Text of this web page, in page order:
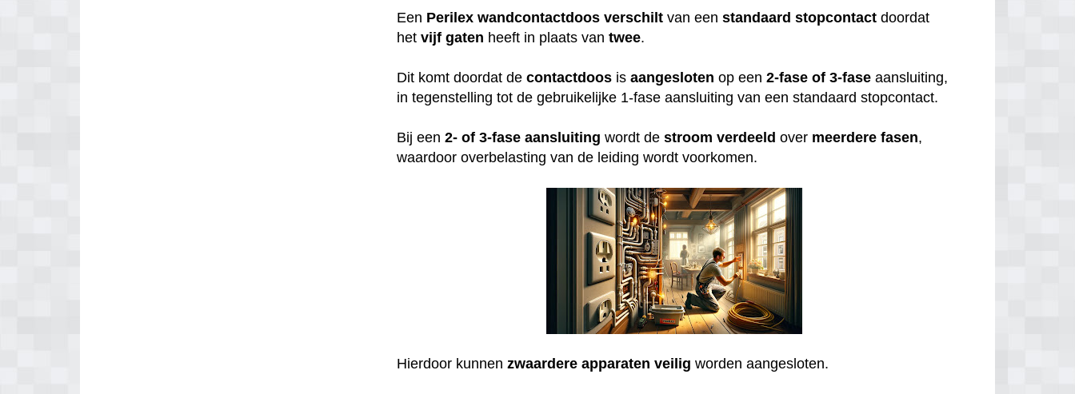
Een Perilex wandcontactdoos verschilt van eenstandaard stopcontact doordat
het vijf gaten heeft in plaats vantwee.
Dit komt doordat decontactdoos isaangesloten op een2-fase of 3-fase aansluiting,
in tegenstelling tot de gebruikelijke 1-fase aansluiting van een standaard stopcontact.
Bij een2- of 3-fase aansluiting wordt destroom verdeeld over meerdere fasen,
waardoor overbelasting van de leiding wordt voorkomen.
Hierdoor kunnenzwaardere apparaten veilig worden aangesloten.